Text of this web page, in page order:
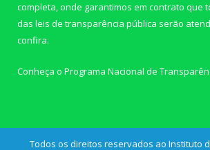
completa, onde garantimos em contrato que
das leis de transparência pública serão
confira.
Conheça o Programa Nacional de
Todos os direitos reservados ao Instituto